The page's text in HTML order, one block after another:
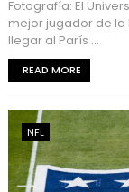
Fotografía: El
mejor jugador de la
llegar al París ...
READ MORE
NFL